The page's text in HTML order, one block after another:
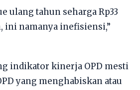
ulang tahun seharga Rp33
ini namanya inefisiensi,”
indikator kinerja OPD mesti
yang menghabiskan atau